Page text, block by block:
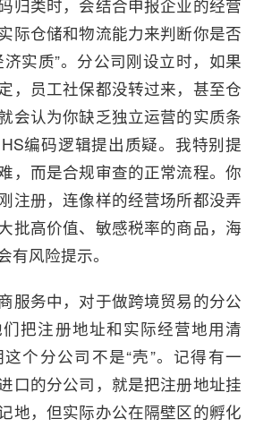
归类时，会结合申报企业的经营
际仓储和物流能力来判断你是否
实质”。分公司刚设立时，如果
，员工社保都没转过来，甚至仓
会认为你缺乏独立运营的实质条
编码逻辑提出质疑。我特别提
，而是合规审查的正常流程。你
注册，连像样的经营场所都没弄
批高价值、敏感税率的商品，海
有风险提示。
服务中，对于做跨境贸易的分公
把注册地址和实际经营地用清
个分公司不是“壳”。记得有一
口的分公司，就是把注册地址挂
地，但实际办公在隔壁区的孵化